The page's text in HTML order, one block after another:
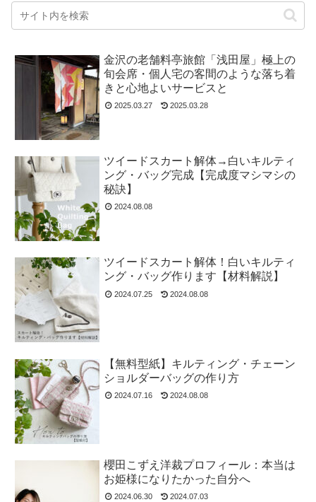
金沢の老舗料亭旅館「浅田屋」極上の
旬会席・個人宅の客間のような落ち着
きと心地よいサービスと
2025.03.27 2025.03.28
ツイードスカート解体→白いキルティ
ング・バッグ完成【完成度マシマシの
秘訣】
2024.08.08
ツイードスカート解体！白いキルティ
ング・バッグ作ります【材料解説】
2024.07.25 2024.08.08
【無料型紙】キルティング・チェーン
ショルダーバッグの作り方
2024.07.16 2024.08.08
櫻田こずえ洋裁プロフィール：本当は
お姫様になりたかった自分へ
2024.06.30 2024.07.03